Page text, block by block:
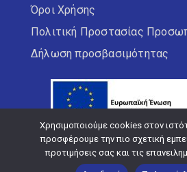
Όροι Χρήσης
Πολιτική Προστασίας
Δήλωση προσβασιμότητας
Χρησιμοποιούμε cookies στον
προσφέρουμε την πιο σχετική
προτιμήσεις σας και τις